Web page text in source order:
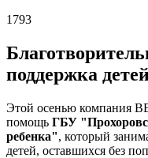
1793
поддержка
Этой осенью компания
помощь ГБУ
ребенка", который
детей, оставшихся без